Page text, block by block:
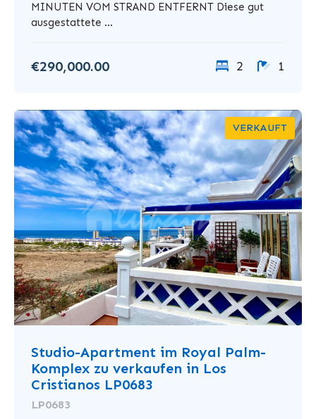
MINUTEN VOM STRAND ENTFERNT Diese gut
ausgestattete ...
€290,000.00 2 1
VERKAUFT
Studio-Apartment im Royal Palm-
Komplex zu verkaufen in Los
Cristianos LP0683
LP0683